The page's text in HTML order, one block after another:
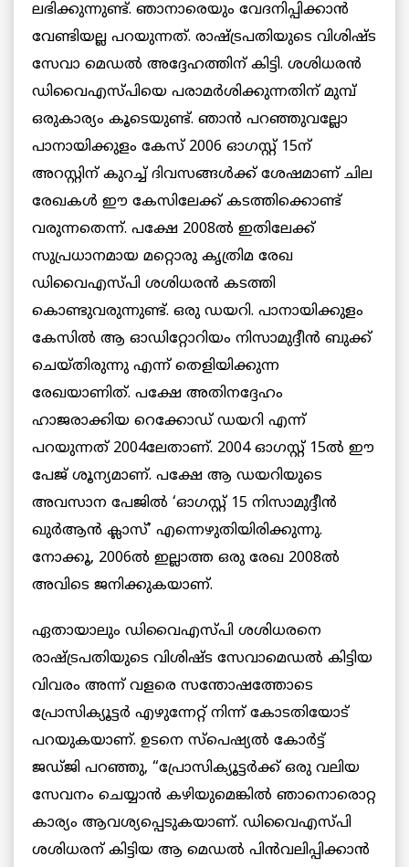
ലഭിക്കുന്നുണ്ട്. ഞാനാരെയും വേദനിപ്പിക്കാൻ
വേണ്ടിയല്ല പറയുന്നത്. രാഷ്ട്രപതിയുടെ വിശിഷ്ട
സേവാ മെഡൽ അദ്ദേഹത്തിന് കിട്ടി. ശശിധരൻ
ഡിവൈഎസ്പിയെ പരാമർശിക്കുന്നതിന് മുമ്പ്
ഒരുകാര്യം കൂടെയുണ്ട്. ഞാൻ പറഞ്ഞുവല്ലോ
പാനായിക്കുളം കേസ് 2006 ഓഗസ്റ്റ് 15ന്
അറസ്റ്റിന് കുറച്ച് ദിവസങ്ങൾക്ക് ശേഷമാണ് ചില
രേഖകൾ ഈ കേസിലേക്ക് കടത്തിക്കൊണ്ട്
വരുന്നതെന്ന്. പക്ഷേ 2008ൽ ഇതിലേക്ക്
സുപ്രധാനമായ മറ്റൊരു കൃത്രിമ രേഖ
ഡിവൈഎസ്പി ശശിധരൻ കടത്തി
കൊണ്ടുവരുന്നുണ്ട്. ഒരു ഡയറി. പാനായിക്കുളം
കേസിൽ ആ ഓഡിറ്റോറിയം നിസാമുദ്ദീൻ ബുക്ക്
ചെയ്തിരുന്നു എന്ന് തെളിയിക്കുന്ന
രേഖയാണിത്. പക്ഷേ അതിനദ്ദേഹം
ഹാജരാക്കിയ റെക്കോഡ് ഡയറി എന്ന്
പറയുന്നത് 2004ലേതാണ്. 2004 ഓഗസ്റ്റ് 15ൽ ഈ
പേജ് ശൂന്യമാണ്. പക്ഷേ ആ ഡയറിയുടെ
അവസാന പേജിൽ ‘ഓഗസ്റ്റ് 15 നിസാമുദ്ദീൻ
ഖുർആൻ ക്ലാസ്’ എന്നെഴുതിയിരിക്കുന്നു.
നോക്കൂ, 2006ൽ ഇല്ലാത്ത ഒരു രേഖ 2008ൽ
അവിടെ ജനിക്കുകയാണ്.
ഏതായാലും ഡിവൈഎസ്പി ശശിധരനെ
രാഷ്ട്രപതിയുടെ വിശിഷ്ട സേവാമെഡൽ കിട്ടിയ
വിവരം അന്ന് വളരെ സന്തോഷത്തോടെ
പ്രോസിക്യൂട്ടർ എഴുന്നേറ്റ് നിന്ന് കോടതിയോട്
പറയുകയാണ്. ഉടനെ സ്‌പെഷ്യൽ കോർട്ട്
ജഡ്ജി പറഞ്ഞു, “പ്രോസിക്യൂട്ടർക്ക് ഒരു വലിയ
സേവനം ചെയ്യാൻ കഴിയുമെങ്കിൽ ഞാനൊരൊറ്റ
കാര്യം ആവശ്യപ്പെടുകയാണ്. ഡിവൈഎസ്പി
ശശിധരന് കിട്ടിയ ആ മെഡൽ പിൻവലിപ്പിക്കാൻ